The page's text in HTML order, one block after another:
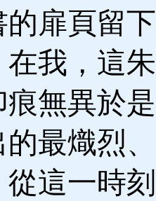
的扉頁留
在我，這
痕無異於
的最熾烈
這一時